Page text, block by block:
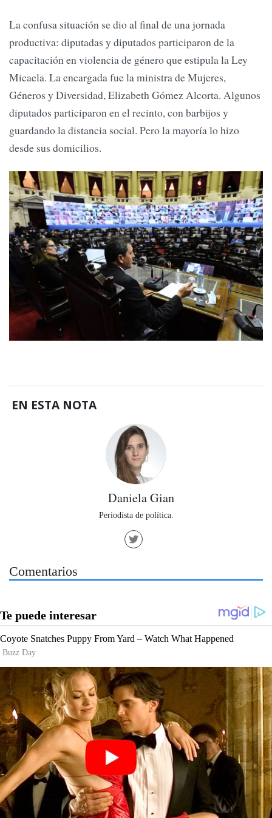
La confusa situación se dio al final de una jornada
productiva: diputadas y diputados participaron de la
capacitación en violencia de género que estipula la Ley
Micaela. La encargada fue la ministra de Mujeres,
Géneros y Diversidad, Elizabeth Gómez Alcorta. Algunos
diputados participaron en el recinto, con barbijos y
guardando la distancia social. Pero la mayoría lo hizo
desde sus domicilios.
EN ESTA NOTA
Daniela Gian
Periodista de política.
Comentarios